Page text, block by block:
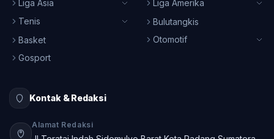
Liga Asia
Liga Amerika
Tenis
Bulutangkis
Basket
Otomotif
Gosport
Kontak & Redaksi
Alamat Redaksi